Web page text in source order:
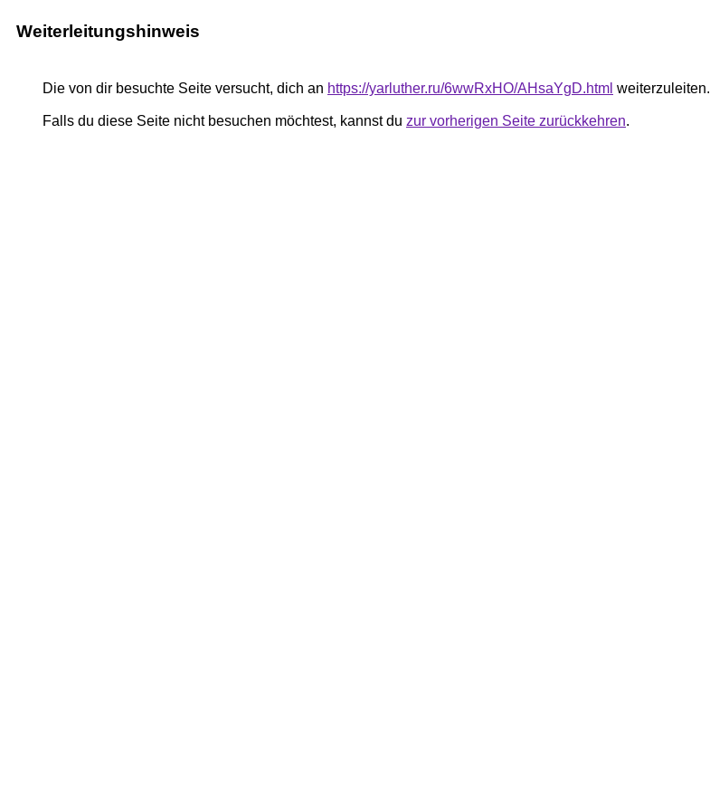
Weiterleitungshinweis
Die von dir besuchte Seite versucht, dich an https://yarluther.ru/6wwRxHO/AHsaYgD.html weiterzuleiten.
Falls du diese Seite nicht besuchen möchtest, kannst du zur vorherigen Seite zurückkehren.